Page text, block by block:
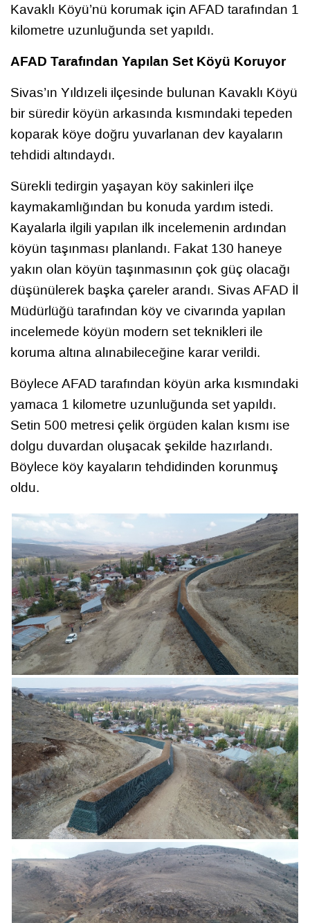
Kavaklı Köyü’nü korumak için AFAD tarafından 1
kilometre uzunluğunda set yapıldı.
AFAD Tarafından Yapılan Set Köyü Koruyor
Sivas’ın Yıldızeli ilçesinde bulunan Kavaklı Köyü
bir süredir köyün arkasında kısmındaki tepeden
koparak köye doğru yuvarlanan dev kayaların
tehdidi altındaydı.
Sürekli tedirgin yaşayan köy sakinleri ilçe
kaymakamlığından bu konuda yardım istedi.
Kayalarla ilgili yapılan ilk incelemenin ardından
köyün taşınması planlandı. Fakat 130 haneye
yakın olan köyün taşınmasının çok güç olacağı
düşünülerek başka çareler arandı. Sivas AFAD İl
Müdürlüğü tarafından köy ve civarında yapılan
incelemede köyün modern set teknikleri ile
koruma altına alınabileceğine karar verildi.
Böylece AFAD tarafından köyün arka kısmındaki
yamaca 1 kilometre uzunluğunda set yapıldı.
Setin 500 metresi çelik örgüden kalan kısmı ise
dolgu duvardan oluşacak şekilde hazırlandı.
Böylece köy kayaların tehdidinden korunmuş
oldu.